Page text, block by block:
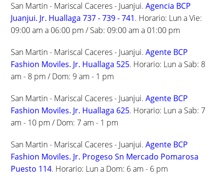
San Martin - Mariscal Caceres - Juanjui.Agencia BCP
Juanjui. Jr. Huallaga 737 - 739 - 741. Horario: Lun a Vie:
09:00 am a 06:00 pm / Sab: 09:00 am a 01:00 pm
San Martin - Mariscal Caceres - Juanjui.Agente BCP
Fashion Moviles. Jr. Huallaga 525. Horario: Lun a Sab: 8
am - 8 pm / Dom: 9 am - 1 pm
San Martin - Mariscal Caceres - Juanjui.Agente BCP
Fashion Moviles. Jr. Huallaga 625. Horario: Lun a Sab: 7
am - 10 pm / Dom: 7 am - 1 pm
San Martin - Mariscal Caceres - Juanjui.Agente BCP
Fashion Moviles. Jr. Progeso Sn Mercado Pomarosa
Puesto 114. Horario: Lun a Dom: 6 am - 6 pm